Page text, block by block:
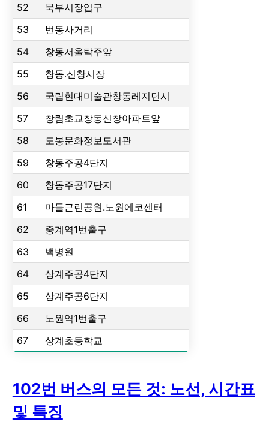
52
북부시장입구
53
번동사거리
54
창동서울탁주앞
55
창동.신창시장
56
국립현대미술관창동레지던시
57
창림초교창동신창아파트앞
58
도봉문화정보도서관
59
창동주공4단지
60
창동주공17단지
61
마들근린공원.노원에코센터
62
중계역1번출구
63
백병원
64
상계주공4단지
65
상계주공6단지
66
노원역1번출구
67
상계초등학교
102번 버스의 모든 것: 노선, 시간표
및 특징